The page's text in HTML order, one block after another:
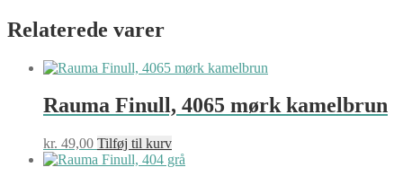
Relaterede varer
Rauma Finull, 4065 mørk kamelbrun
kr. 49,00 Tilføj til kurv